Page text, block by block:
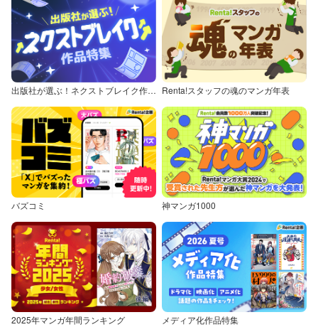
出版社が選ぶ！ネクストブレイク作品特集 Renta!スタッフの魂のマンガ年表
バズコミ 神マンガ1000
2025年マンガ年間ランキング メディア化作品特集